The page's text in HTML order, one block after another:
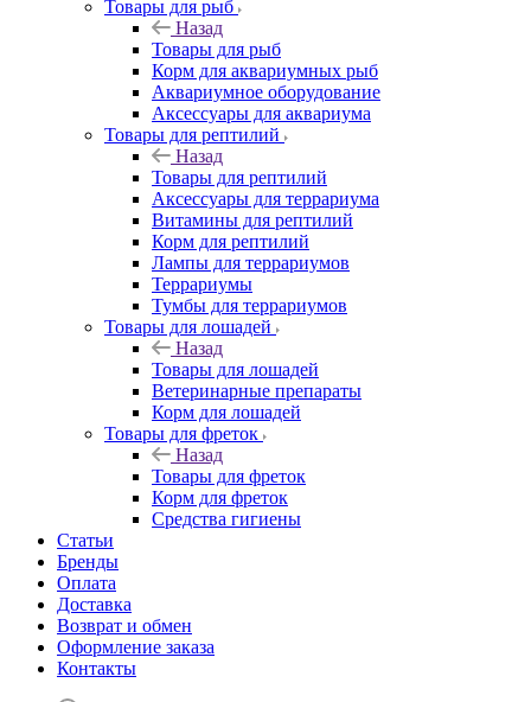
Товары для рыб
Назад
Товары для рыб
Корм для аквариумных рыб
Аквариумное оборудование
Аксессуары для аквариума
Товары для рептилий
Назад
Товары для рептилий
Аксессуары для террариума
Витамины для рептилий
Корм для рептилий
Лампы для террариумов
Террариумы
Тумбы для террариумов
Товары для лошадей
Назад
Товары для лошадей
Ветеринарные препараты
Корм для лошадей
Товары для фреток
Назад
Товары для фреток
Корм для фреток
Средства гигиены
Статьи
Бренды
Оплата
Доставка
Возврат и обмен
Оформление заказа
Контакты